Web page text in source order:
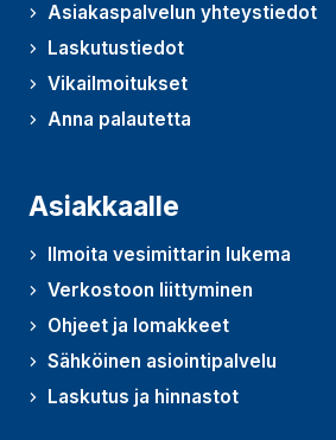
Asiakaspalvelun yhteystiedot
Laskutustiedot
Vikailmoitukset
Anna palautetta
(Avautuu uudessa ikkunassa)
Asiakkaalle
Ilmoita vesimittarin lukema
Verkostoon liittyminen
Ohjeet ja lomakkeet
Sähköinen asiointipalvelu
Laskutus ja hinnastot